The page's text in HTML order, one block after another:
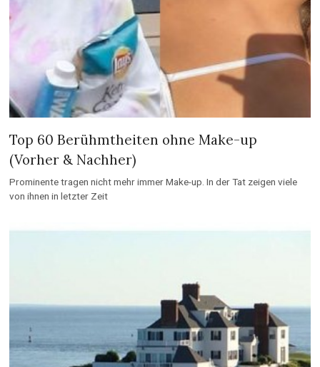
Top 60 Berühmtheiten ohne Make-up
(Vorher & Nachher)
Prominente tragen nicht mehr immer Make-up. In der Tat zeigen viele
von ihnen in letzter Zeit